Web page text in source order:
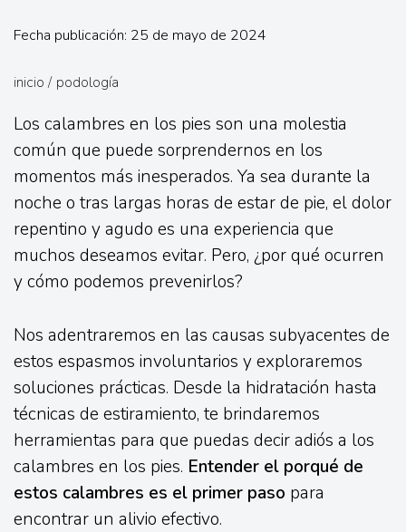
Fecha publicación: 25 de mayo de 2024
inicio / podología
Los calambres en los pies son una molestia
común que puede sorprendernos en los
momentos más inesperados. Ya sea durante la
noche o tras largas horas de estar de pie, el dolor
repentino y agudo es una experiencia que
muchos deseamos evitar. Pero, ¿por qué ocurren
y cómo podemos prevenirlos?
Nos adentraremos en las causas subyacentes de
estos espasmos involuntarios y exploraremos
soluciones prácticas. Desde la hidratación hasta
técnicas de estiramiento, te brindaremos
herramientas para que puedas decir adiós a los
calambres en los pies. Entender el porqué de
estos calambres es el primer paso para
encontrar un alivio efectivo.